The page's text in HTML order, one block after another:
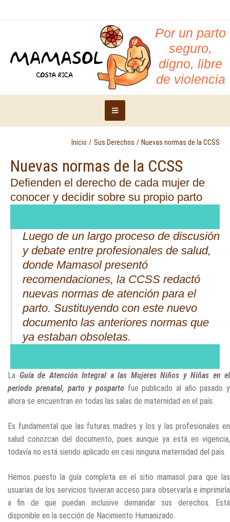
Por un parto
seguro,
digno, libre
de violencia
Inicio / Sus Derechos / Nuevas normas de la CCSS
Nuevas normas de la CCSS
Defienden el derecho de cada mujer de
conocer y decidir sobre su propio parto
Luego de un largo proceso de discusión
y debate entre profesionales de salud,
donde Mamasol presentó
recomendaciones, la CCSS redactó
nuevas normas de atención para el
parto. Sustituyendo con este nuevo
documento las anteriores normas que
ya estaban obsoletas.
La Guía de Atención Integral a las Mujeres Niños y Niñas en el
periodo prenatal, parto y posparto fue publicado al año pasado y
ahora se encuentran en todas las salas de maternidad en el país.
Es fundamental que las futuras madres y los y las profesionales en
salud conozcan del documento, pues aunque ya está en vigencia,
todavía no está siendo aplicado en casi ninguna maternidad del país.
Hemos puesto la guía completa en el sitio mamasol para que las
usuarias de los servicios tuvieran acceso para observarla e imprimirla
a fin de que puedan inclusive demandar sus derechos. Está
disponible en la sección de Nacimiento Humanizado.